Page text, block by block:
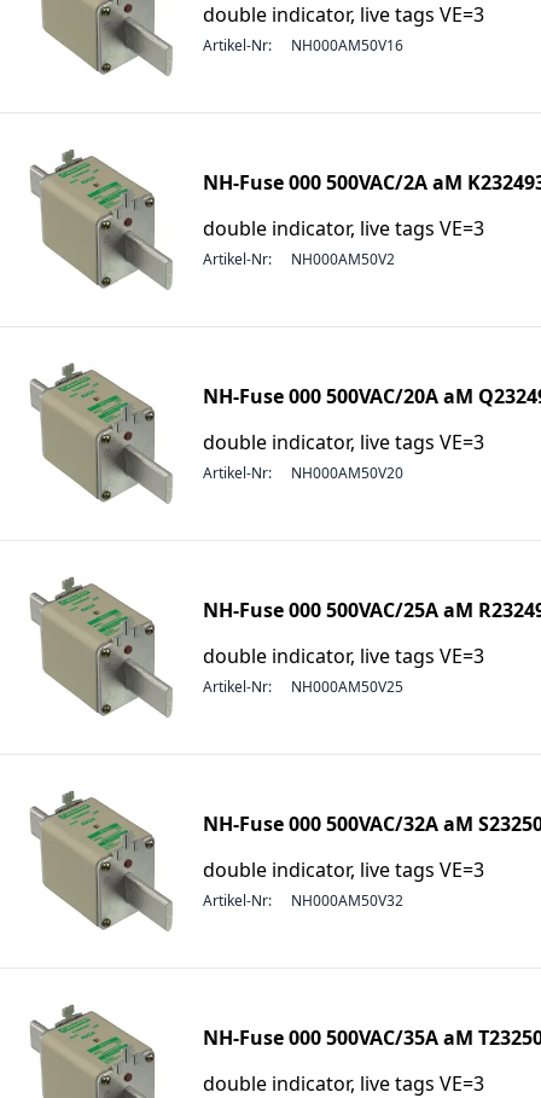
double indicator, live tags VE=3
Artikel-Nr: NH000AM50V16
NH-Fuse 000 500VAC/2A aM
double indicator, live tags VE=3
Artikel-Nr: NH000AM50V2
NH-Fuse 000 500VAC/20A aM
double indicator, live tags VE=3
Artikel-Nr: NH000AM50V20
NH-Fuse 000 500VAC/25A aM
double indicator, live tags VE=3
Artikel-Nr: NH000AM50V25
NH-Fuse 000 500VAC/32A aM
double indicator, live tags VE=3
Artikel-Nr: NH000AM50V32
NH-Fuse 000 500VAC/35A aM
double indicator, live tags VE=3